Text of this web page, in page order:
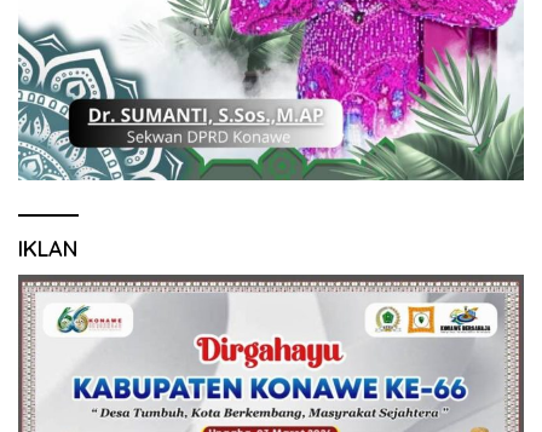
IKLAN